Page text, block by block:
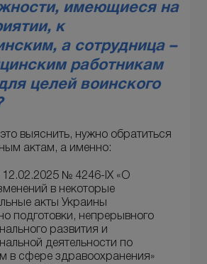
имеющиеся на
к
а сотрудница –
работникам
целей воинского
выяснить, нужно обратиться
актам, а именно:
12.02.2025 № 4246-IX «О
в некоторые
акты Украины
подготовки, непрерывного
развития и
деятельности по
в сфере здравоохранения»